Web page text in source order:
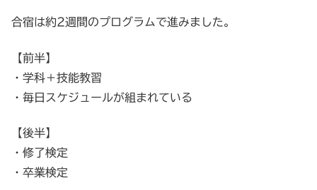
合宿は約2週間のプログラムで進みました。
【前半】
・学科＋技能教習
・毎日スケジュールが組まれている
【後半】
・修了検定
・卒業検定